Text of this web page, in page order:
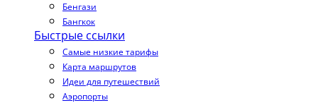
Бенгази
Бангкок
Быстрые ссылки
Самые низкие тарифы
Карта маршрутов
Идеи для путешествий
Аэропорты